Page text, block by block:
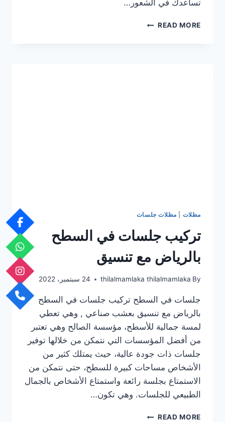
تساعدك في الشعور…
READ MOREجلسات
مظلات مظلات جلسات
تركيب جلسات في السطح
بالرياض مع تنسيق
By
thilalmamlaka thilalmamlaka 24 سبتمبر، 2022
جلسات في السطح تركيب جلسات في السطح
بالرياض مع تنسيق بعشب صناعي , وهي تعطي
لمسة جمالية للأسطح، مؤسسة الصالح وهي تعتبر
من أفضل المؤسسات التي نتمكن من خلالها توفير
جلسات ذات جودة عالية، حيث يمتلك كثير من
الأشخاص مساحات كبيرة للسطح، حتى نتمكن من
الاستمتاع بجلسة رائعة واستمتاع الأشخاص بالجمال
الطبيعي للجلسات. وهي تكون…
READ MOREتركيب